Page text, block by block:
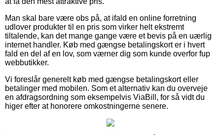
Man skal bare være obs på, at ifald en online forretning
udlover produkter til en pris som virker helt ekstremt
tiltalende, kan det mange gange være et bevis på en uærlig
internet handler. Køb med gængse betalingskort er i hvert
fald en del af en lov, som værner dig som kunde overfor fup
webbutikker.
Vi foreslår generelt køb med gængse betalingskort eller
betalinger med mobilen. Som et alternativ kan du overveje
en afdragsordning som eksempelvis ViaBill, for så vidt du
higer efter at honorere omkostningerne senere.